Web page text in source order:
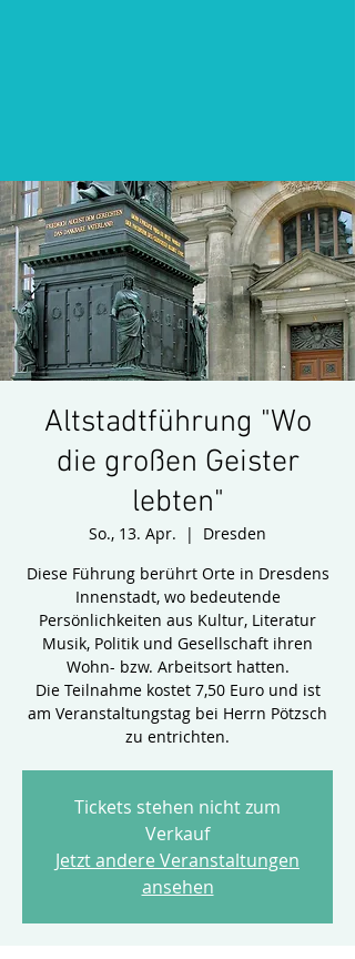
Altstadtführung "Wo
die großen Geister
lebten"
So., 13. Apr.
  |
Dresden
Diese Führung berührt Orte in Dresdens
Innenstadt, wo bedeutende
Persönlichkeiten aus Kultur, Literatur
Musik, Politik und Gesellschaft ihren
Wohn- bzw. Arbeitsort hatten.
Die Teilnahme kostet 7,50 Euro und ist
am Veranstaltungstag bei Herrn Pötzsch
zu entrichten.
Tickets stehen nicht zum
Verkauf
Jetzt andere Veranstaltungen
ansehen